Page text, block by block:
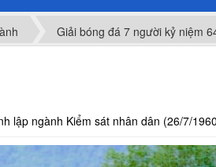
Giải bóng đá 7 người kỷ niệm
lập ngành Kiểm sát nhân dân (26/7/